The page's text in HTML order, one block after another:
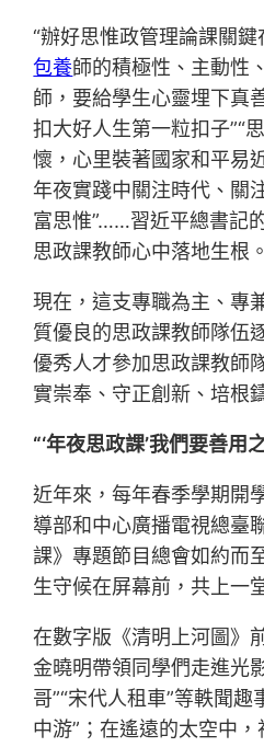
“辦好思惟政管理論課關
包養師的積極性、主動性
師，要給學生心靈埋下真
扣大好人生第一粒扣子”“
懷，心里裝著國家和平易
年夜實踐中關注時代、關
富思惟”……習近平總書記
思政課教師心中落地生根。
現在，這支專職為主、專
質優良的思政課教師隊伍
優秀人才參加思政課教師
實崇奉、守正創新、培根
“‘年夜思政課’我們要善用
近年來，每年春季學期開
導部和中心廣播電視總臺
課》專題節目總會如約而
生守候在屏幕前，共上一
在數字版《清明上河圖》
金曉明帶領同學們走進光
哥”“宋代人租車”等軼聞趣
中游”；在遙遠的太空中